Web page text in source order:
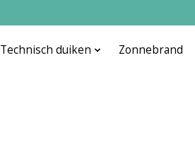
Technisch duiken Zonnebrand